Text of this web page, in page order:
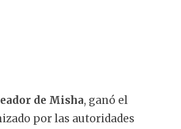
de Misha, ganó el
por las autoridades